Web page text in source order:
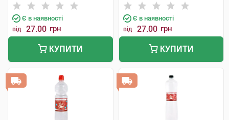
Є в наявності
від 27.00 грн
КУПИТИ
Є в наявності
від 27.00 грн
КУПИТИ